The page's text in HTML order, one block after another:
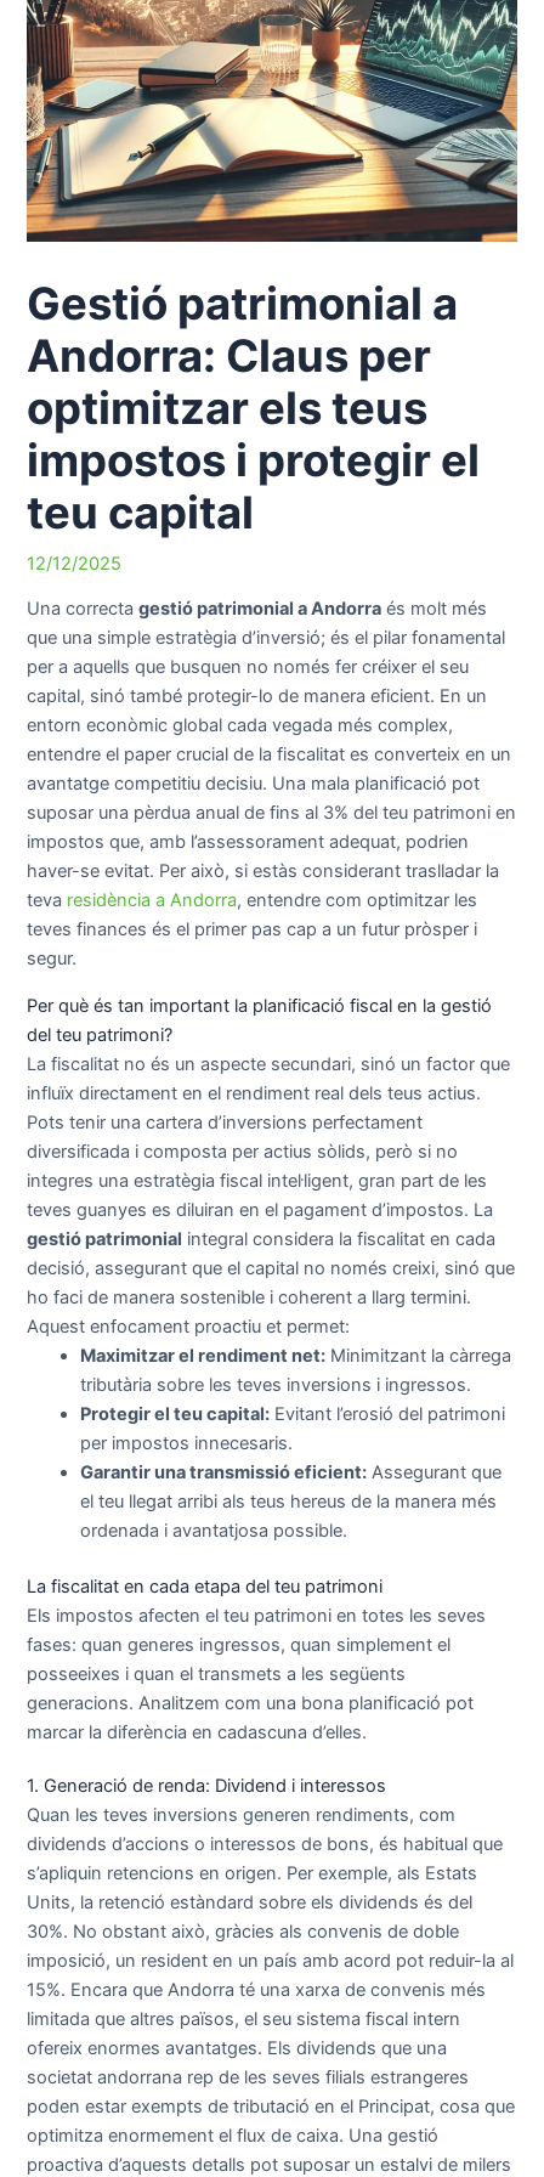
Gestió patrimonial a
Andorra: Claus per
optimitzar els teus
impostos i protegir el
teu capital
12/12/2025
Una correctagestió patrimonial a Andorra és molt més
que una simple estratègia d’inversió; és el pilar fonamental
per a aquells que busquen no només fer créixer el seu
capital, sinó també protegir-lo de manera eficient. En un
entorn econòmic global cada vegada més complex,
entendre el paper crucial de la fiscalitat es converteix en un
avantatge competitiu decisiu. Una mala planificació pot
suposar una pèrdua anual de fins al 3% del teu patrimoni en
impostos que, amb l’assessorament adequat, podrien
haver-se evitat. Per això, si estàs considerant traslladar la
teva residència a Andorra, entendre com optimitzar les
teves finances és el primer pas cap a un futur pròsper i
segur.
Per què és tan important la planificació fiscal en la gestió
del teu patrimoni?
La fiscalitat no és un aspecte secundari, sinó un factor que
influïx directament en el rendiment real dels teus actius.
Pots tenir una cartera d’inversions perfectament
diversificada i composta per actius sòlids, però si no
integres una estratègia fiscal intel·ligent, gran part de les
teves guanyes es diluiran en el pagament d’impostos. La
gestió patrimonial integral considera la fiscalitat en cada
decisió, assegurant que el capital no només creixi, sinó que
ho faci de manera sostenible i coherent a llarg termini.
Aquest enfocament proactiu et permet:
Maximitzar el rendiment net: Minimitzant la càrrega
tributària sobre les teves inversions i ingressos.
Protegir el teu capital: Evitant l’erosió del patrimoni
per impostos innecesaris.
Garantir una transmissió eficient: Assegurant que
el teu llegat arribi als teus hereus de la manera més
ordenada i avantatjosa possible.
La fiscalitat en cada etapa del teu patrimoni
Els impostos afecten el teu patrimoni en totes les seves
fases: quan generes ingressos, quan simplement el
posseeixes i quan el transmets a les següents
generacions. Analitzem com una bona planificació pot
marcar la diferència en cadascuna d’elles.
1. Generació de renda: Dividend i interessos
Quan les teves inversions generen rendiments, com
dividends d’accions o interessos de bons, és habitual que
s’apliquin retencions en origen. Per exemple, als Estats
Units, la retenció estàndard sobre els dividends és del
30%. No obstant això, gràcies als convenis de doble
imposició, un resident en un país amb acord pot reduir-la al
15%. Encara que Andorra té una xarxa de convenis més
limitada que altres països, el seu sistema fiscal intern
ofereix enormes avantatges. Els dividends que una
societat andorrana rep de les seves filials estrangeres
poden estar exempts de tributació en el Principat, cosa que
optimitza enormement el flux de caixa. Una gestió
proactiva d’aquests detalls pot suposar un estalvi de milers